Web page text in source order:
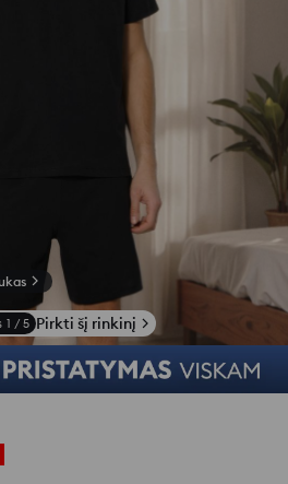
1 / 5 Pirkti šį rinkinį